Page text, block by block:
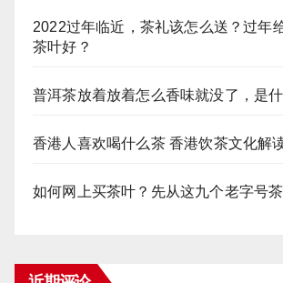
2022过年临近，茶礼该怎么送？过年
茶叶好？
普洱茶放着放着怎么香味就没了，是
香港人喜欢喝什么茶 香港饮茶文化解
如何网上买茶叶？先从这九个老字号茶